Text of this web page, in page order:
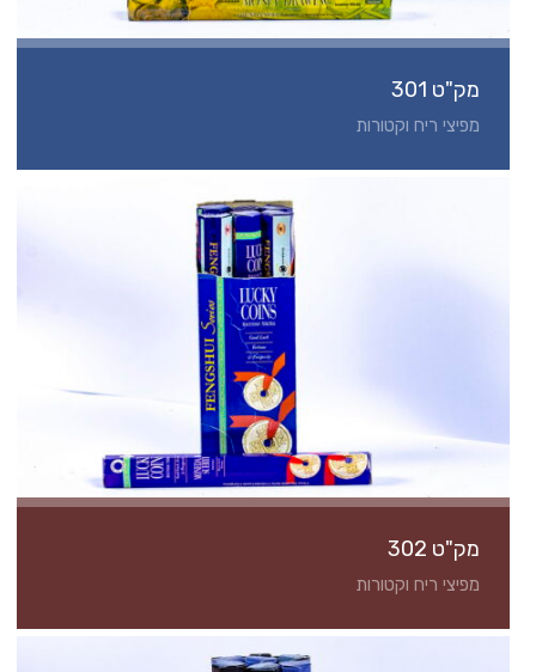
מק"ט 301
מפיצי ריח וקטורות
מק"ט 302
מפיצי ריח וקטורות